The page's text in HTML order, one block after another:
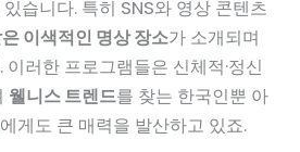
습니다. 특히 SNS와 영상 콘텐츠
이색적인 명상 장소가 소개되며
러한 프로그램들은 신체적·정신
웰니스 트렌드를 찾는 한국인뿐 아
게도 큰 매력을 발산하고 있죠.